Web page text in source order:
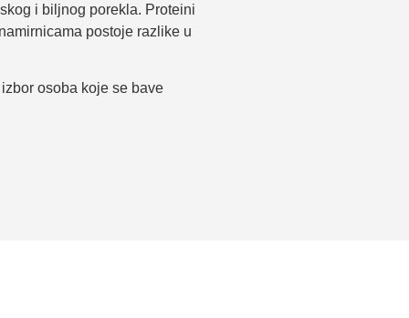
i biljnog porekla. Proteini
postoje razlike u
osoba koje se bave